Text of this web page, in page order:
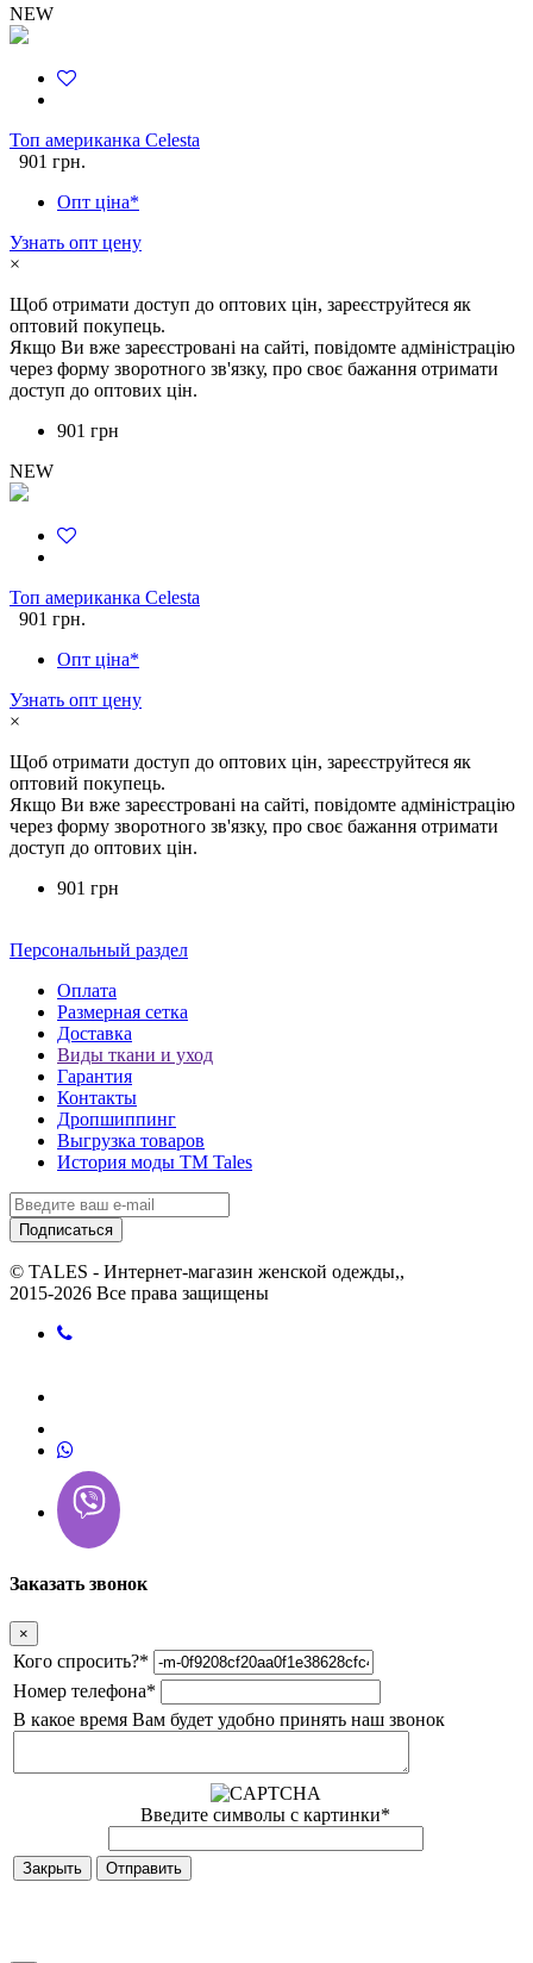
NEW
Топ американка Celesta
901 грн.
Опт ціна*
Узнать опт цену
×
Щоб отримати доступ до оптових цін, зареєструйтеся як
оптовий покупець.
Якщо Ви вже зареєстровані на сайті, повідомте адміністрацію
через форму зворотного зв'язку, про своє бажання отримати
доступ до оптових цін.
901 грн
NEW
Топ американка Celesta
901 грн.
Опт ціна*
Узнать опт цену
×
Щоб отримати доступ до оптових цін, зареєструйтеся як
оптовий покупець.
Якщо Ви вже зареєстровані на сайті, повідомте адміністрацію
через форму зворотного зв'язку, про своє бажання отримати
доступ до оптових цін.
901 грн
Персональный раздел
Оплата
Размерная сетка
Доставка
Виды ткани и уход
Гарантия
Контакты
Дропшиппинг
Выгрузка товаров
История моды ТМ Tales
Подписаться
© TALES - Интернет-магазин женской одежды,,
2015-2026 Все права защищены
Заказать звонок
×
Кого спросить?*
Номер телефона*
В какое время Вам будет удобно принять наш звонок
Введите символы с картинки*
Закрыть